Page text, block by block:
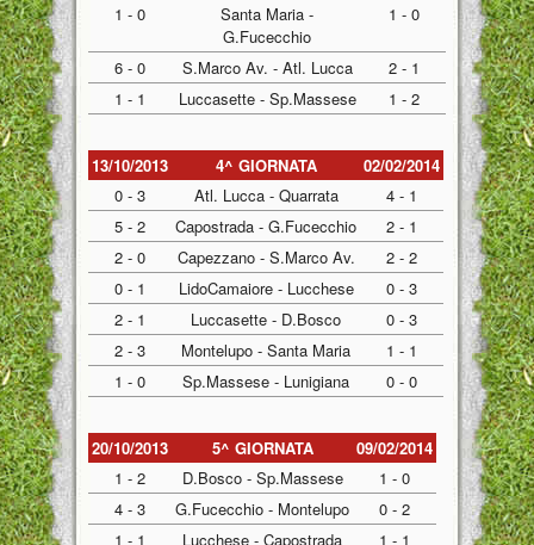
1 - 0
Santa Maria -
G.Fucecchio
1 - 0
6 - 0 S.Marco Av. - Atl. Lucca
2 - 1
1 - 1
Luccasette - Sp.Massese 1 - 2
13/10/2013 4^ GIORNATA
02/02/2014
0 - 3
Atl. Lucca - Quarrata
4 - 1
5 - 2
Capostrada - G.Fucecchio
2 - 1
2 - 0
Capezzano - S.Marco Av.
2 - 2
0 - 1
LidoCamaiore - Lucchese
0 - 3
2 - 1
Luccasette - D.Bosco
0 - 3
2 - 3
Montelupo - Santa Maria
1 - 1
1 - 0
Sp.Massese - Lunigiana 0 - 0
20/10/2013 5^ GIORNATA
09/02/2014
1 - 2
D.Bosco - Sp.Massese
1 - 0
4 - 3
G.Fucecchio - Montelupo
0 - 2
1 - 1
Lucchese - Capostrada
1 - 1